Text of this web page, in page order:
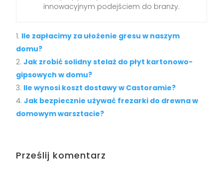
innowacyjnym podejściem do branży.
Ile zapłacimy za ułożenie gresu w naszym
domu?
Jak zrobić solidny stelaż do płyt kartonowo-
gipsowych w domu?
Ile wynosi koszt dostawy w Castoramie?
Jak bezpiecznie używać frezarki do drewna w
domowym warsztacie?
Prześlij komentarz